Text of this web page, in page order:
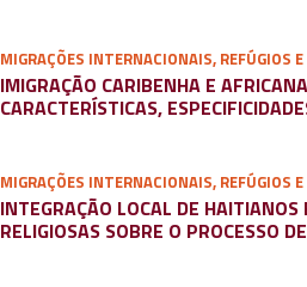
MIGRAÇÕES INTERNACIONAIS, REFÚGIOS
IMIGRAÇÃO CARIBENHA E
CARACTERÍSTICAS,
MIGRAÇÕES INTERNACIONAIS, REFÚGIOS
INTEGRAÇÃO LOCAL DE
RELIGIOSAS SOBRE O PROCESSO